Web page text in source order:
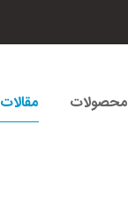
محصولات مقالات